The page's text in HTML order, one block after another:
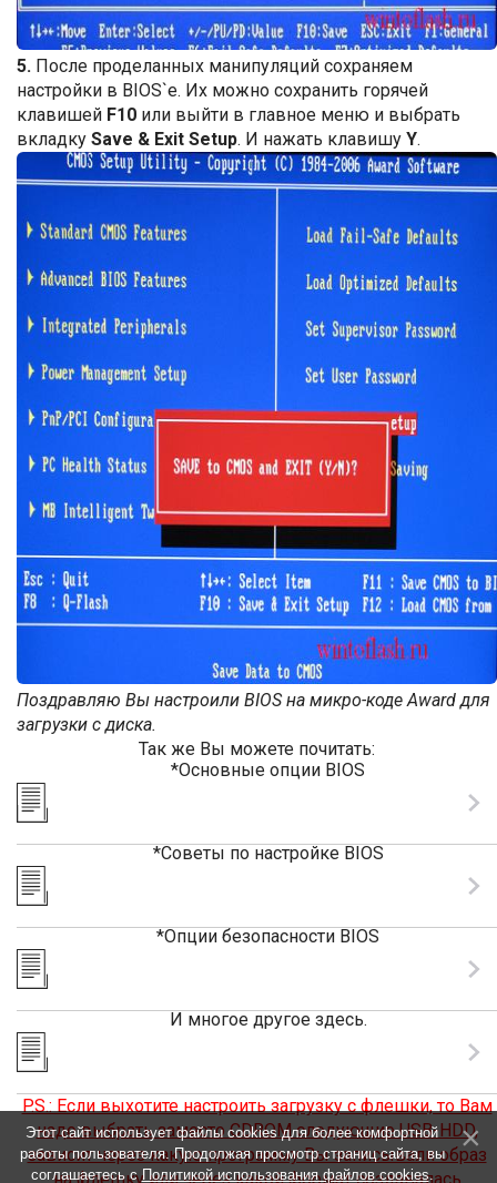
5. После проделанных манипуляций сохраняем
настройки в BIOS`е. Их можно сохранить горячей
клавишей F10 или выйти в главное меню и выбрать
вкладку Save & Exit Setup. И нажать клавишу Y.
Поздравляю Вы настроили BIOS на микро-коде Award для
загрузки с диска.
Так же Вы можете почитать:
*Основные опции BIOS
*Советы по настройке BIOS
*Опции безопасности BIOS
И многое другое здесь.
P.S.: Если выхотите настроить загрузку с флешки, то Вам
надо выбрать заместо CDROM следующие USB-HDD,
зависит через какую программу Вы записывали образ
Этот сайт использует файлы cookies для более комфортной
работы пользователя. Продолжая просмотр страниц сайта, вы
соглашаетесь сПолитикой использования файлов cookies.